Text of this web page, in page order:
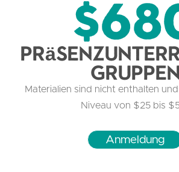
Gruppen
Materialien sind nicht enthalten
Niveau von $25 bis
Anmeldung